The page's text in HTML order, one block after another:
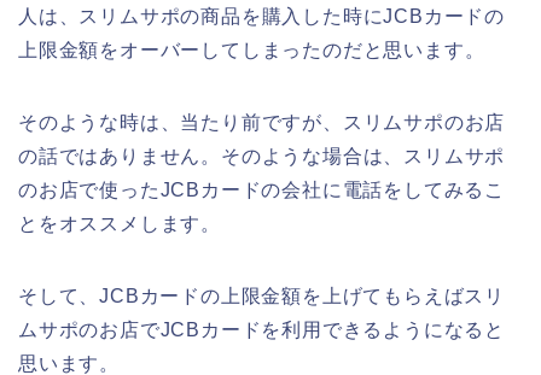
人は、スリムサポの商品を購入した時にJCBカードの
上限金額をオーバーしてしまったのだと思います。
そのような時は、当たり前ですが、スリムサポのお店
の話ではありません。そのような場合は、スリムサポ
のお店で使ったJCBカードの会社に電話をしてみるこ
とをオススメします。
そして、JCBカードの上限金額を上げてもらえばスリ
ムサポのお店でJCBカードを利用できるようになると
思います。